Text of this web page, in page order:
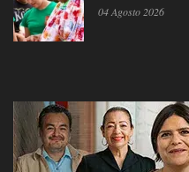
04 Agosto 2026